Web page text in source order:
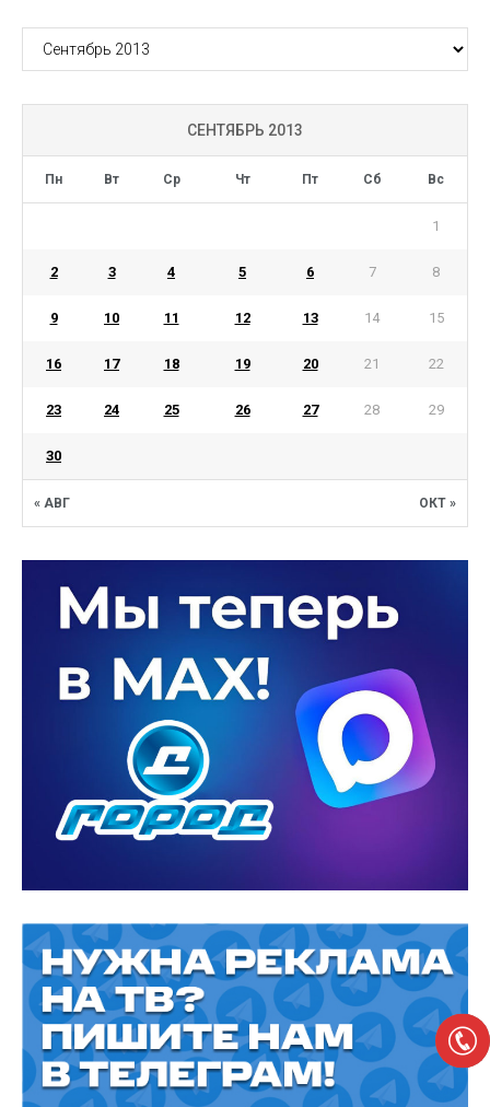
АРХИВ
СЕНТЯБРЬ 2013
Пн Вт Ср Чт Пт Сб Вс
« АВГ ОКТ »
1
2 3 4 5 6 7 8
9 10 11 12 13 14 15
16 17 18 19 20 21 22
23 24 25 26 27 28 29
30